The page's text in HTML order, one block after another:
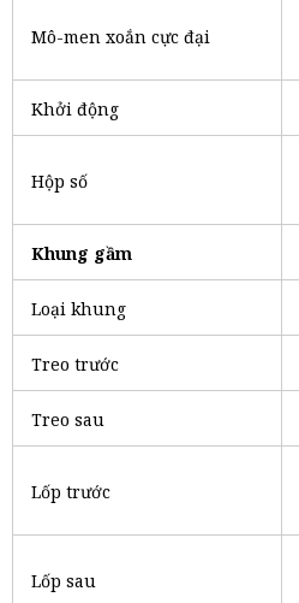
Mô-men xoắn cực đại
Khởi động
Hộp số
Khung gầm
Loại khung
Treo trước
Treo sau
Lốp trước
Lốp sau